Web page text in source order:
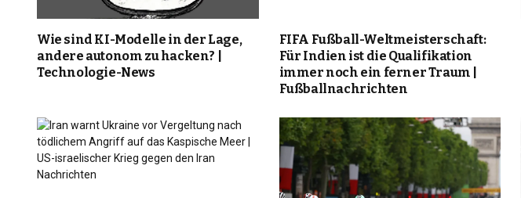
Wie sind KI-Modelle in der Lage,
andere autonom zu hacken? |
Technologie-News
FIFA Fußball-Weltmeisterschaft:
Für Indien ist die Qualifikation
immer noch ein ferner Traum |
Fußballnachrichten